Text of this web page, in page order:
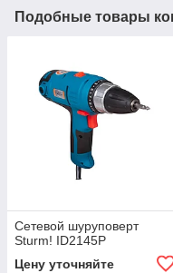
Подобные товары
Сетевой шуруповерт
Sturm! ID2145P
Цену уточняйте